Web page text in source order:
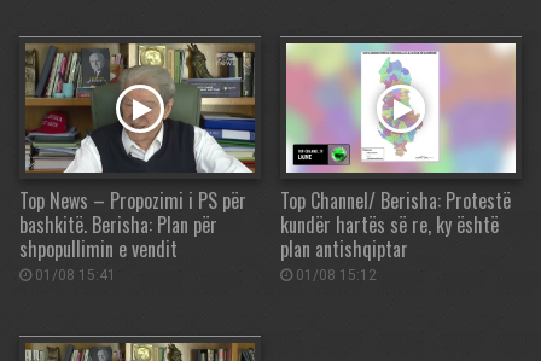
Top News – Propozimi i PS për
bashkitë. Berisha: Plan për
shpopullimin e vendit
01/08 15:41
Top Channel/ Berisha: Protestë
kundër hartës së re, ky është
plan antishqiptar
01/08 15:12